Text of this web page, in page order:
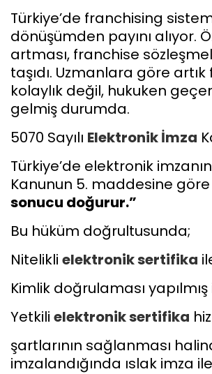
Türkiye’de franchising
dönüşümden payını alıyor.
artması, franchise
taşıdı. Uzmanlara göre
kolaylık değil, hukuken
gelmiş durumda.
5070 Sayılı Elektronik İmza
Türkiye’de elektronik
Kanunun 5. maddesine göre
sonucu doğurur.”
Bu hüküm doğrultusunda;
Nitelikli elektronik sertifika
Kimlik doğrulaması
Yetkili elektronik sertifika
şartlarının sağlanması
imzalandığında ıslak imza